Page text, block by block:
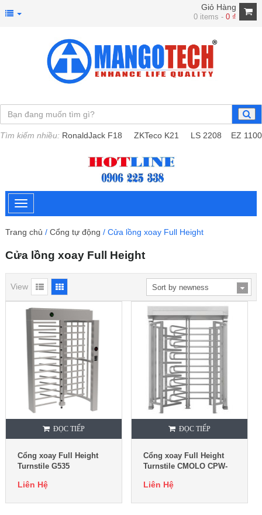
Giỏ Hàng
0 items -0 ₫
Tìm kiếm nhiều: RonaldJack F18 ZKTeco K21 LS 2208 EZ 1100
Trang chủ / Cổng tự động / Cửa lồng xoay Full Height
Cửa lồng xoay Full Height
View
ĐỌC TIẾP
Cổng xoay Full Height
Turnstile G535
Liên Hệ
ĐỌC TIẾP
Cổng xoay Full Height
Turnstile CMOLO CPW-
Liên Hệ